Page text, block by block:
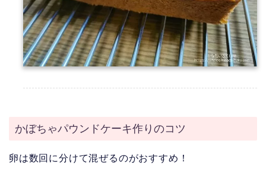
かぼちゃパウンドケーキ作りのコツ
卵は数回に分けて混ぜるのがおすすめ！